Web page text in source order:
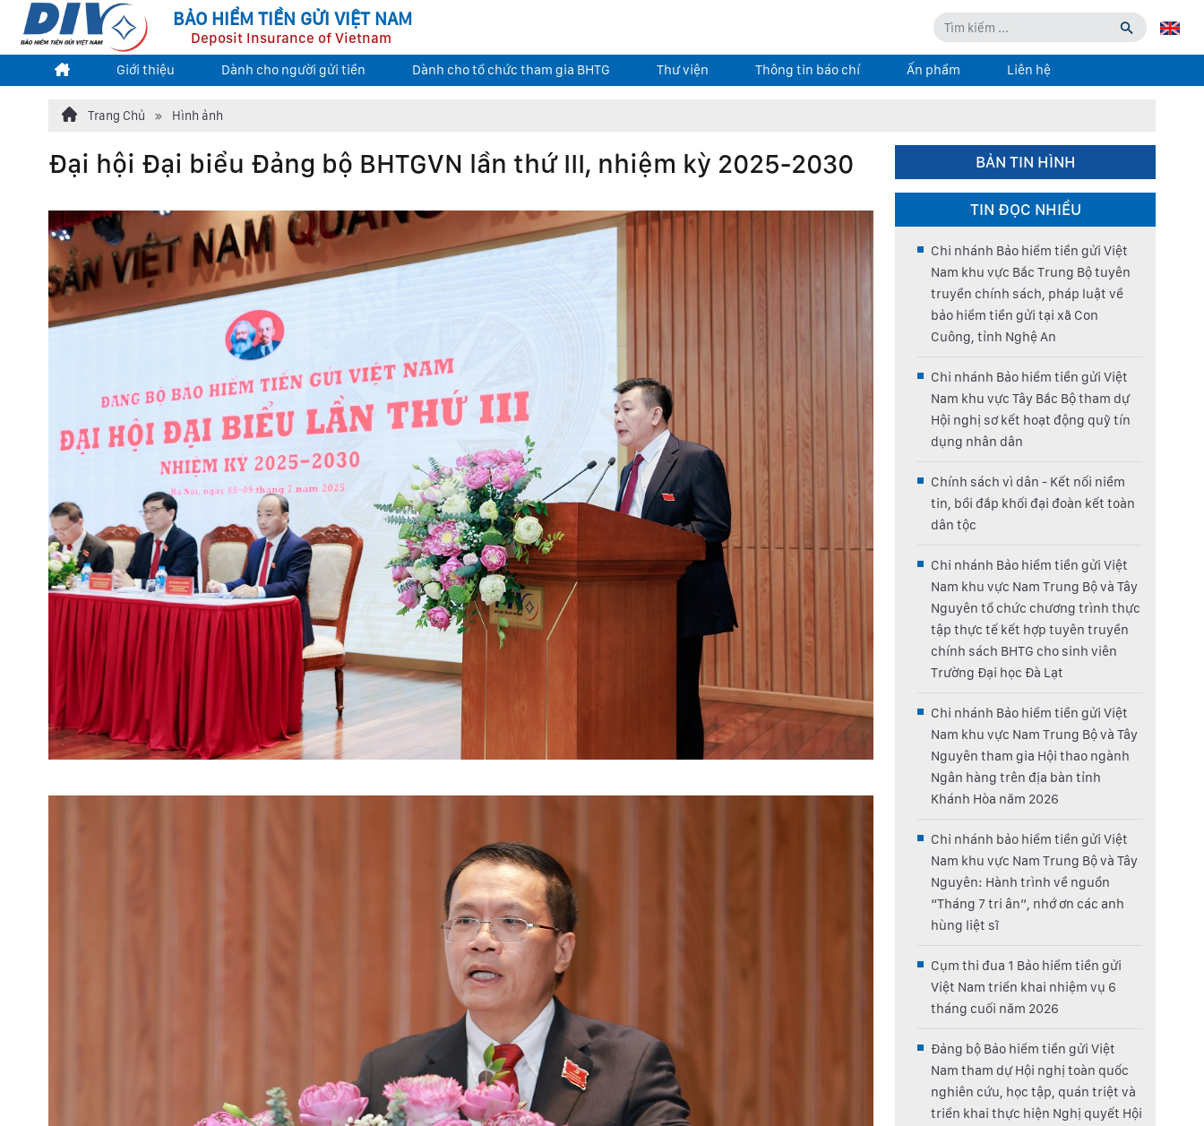
BẢO HIỂM TIỀN GỬI VIỆT NAM
Deposit Insurance of Vietnam
Giới thiệu Dành cho người gửi tiền Dành cho tổ chức tham gia BHTG Thư viện Thông tin báo chí Ấn phẩm Liên hệ
Trang Chủ Hình ảnh
Đại hội Đại biểu Đảng bộ BHTGVN lần thứ III, nhiệm kỳ 2025-2030 BẢN TIN HÌNH
TIN ĐỌC NHIỀU
Chi nhánh Bảo hiểm tiền gửi Việt
Nam khu vực Bắc Trung Bộ tuyên
truyền chính sách, pháp luật về
bảo hiểm tiền gửi tại xã Con
Cuông, tỉnh Nghệ An
Chi nhánh Bảo hiểm tiền gửi Việt
Nam khu vực Tây Bắc Bộ tham dự
Hội nghị sơ kết hoạt động quỹ tín
dụng nhân dân
Chính sách vì dân - Kết nối niềm
tin, bồi đắp khối đại đoàn kết toàn
dân tộc
Chi nhánh Bảo hiểm tiền gửi Việt
Nam khu vực Nam Trung Bộ và Tây
Nguyên tổ chức chương trình thực
tập thực tế kết hợp tuyên truyền
chính sách BHTG cho sinh viên
Trường Đại học Đà Lạt
Chi nhánh Bảo hiểm tiền gửi Việt
Nam khu vực Nam Trung Bộ và Tây
Nguyên tham gia Hội thao ngành
Ngân hàng trên địa bàn tỉnh
Khánh Hòa năm 2026
Chi nhánh bảo hiểm tiền gửi Việt
Nam khu vực Nam Trung Bộ và Tây
Nguyên: Hành trình về nguồn
“Tháng 7 tri ân”, nhớ ơn các anh
hùng liệt sĩ
Cụm thi đua 1 Bảo hiểm tiền gửi
Việt Nam triển khai nhiệm vụ 6
tháng cuối năm 2026
Đảng bộ Bảo hiểm tiền gửi Việt
Nam tham dự Hội nghị toàn quốc
nghiên cứu, học tập, quán triệt và
triển khai thực hiện Nghị quyết Hội